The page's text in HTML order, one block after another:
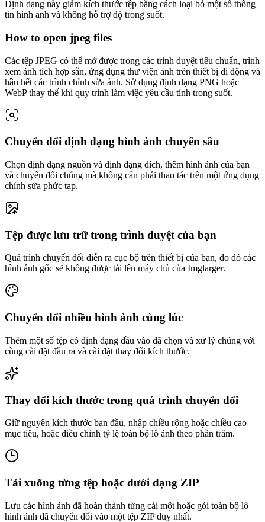
Định dạng này giảm kích thước tệp bằng cách loại bỏ một số thông
tin hình ảnh và không hỗ trợ độ trong suốt.
How to open jpeg files
Các tệp JPEG có thể mở được trong các trình duyệt tiêu chuẩn, trình
xem ảnh tích hợp sẵn, ứng dụng thư viện ảnh trên thiết bị di động và
hầu hết các trình chỉnh sửa ảnh. Sử dụng định dạng PNG hoặc
WebP thay thế khi quy trình làm việc yêu cầu tính trong suốt.
Chuyển đổi định dạng hình ảnh chuyên sâu
Chọn định dạng nguồn và định dạng đích, thêm hình ảnh của bạn
và chuyển đổi chúng mà không cần phải thao tác trên một ứng dụng
chỉnh sửa phức tạp.
Tệp được lưu trữ trong trình duyệt của bạn
Quá trình chuyển đổi diễn ra cục bộ trên thiết bị của bạn, do đó các
hình ảnh gốc sẽ không được tải lên máy chủ của Imglarger.
Chuyển đổi nhiều hình ảnh cùng lúc
Thêm một số tệp có định dạng đầu vào đã chọn và xử lý chúng với
cùng cài đặt đầu ra và cài đặt thay đổi kích thước.
Thay đổi kích thước trong quá trình chuyển đổi
Giữ nguyên kích thước ban đầu, nhập chiều rộng hoặc chiều cao
mục tiêu, hoặc điều chỉnh tỷ lệ toàn bộ lô ảnh theo phần trăm.
Tải xuống từng tệp hoặc dưới dạng ZIP
Lưu các hình ảnh đã hoàn thành từng cái một hoặc gói toàn bộ lô
hình ảnh đã chuyển đổi vào một tệp ZIP duy nhất.